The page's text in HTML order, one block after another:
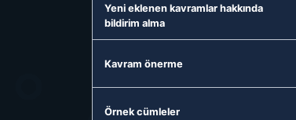
Yeni eklenen kavramlar hakkında
bildirim alma
Kavram önerme
Örnek cümleler